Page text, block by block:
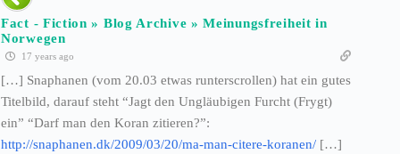
Fact - Fiction » Blog Archive » Meinungsfreiheit in
Norwegen
17 years ago
[…] Snaphanen (vom 20.03 etwas runterscrollen) hat ein gutes
Titelbild, darauf steht “Jagt den Ungläubigen Furcht (Frygt)
ein” “Darf man den Koran zitieren?”:
http://snaphanen.dk/2009/03/20/ma-man-citere-koranen/ […]